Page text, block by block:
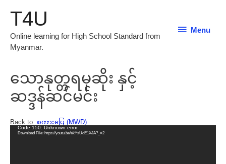
T4U
Online learning for High School Standard from
Myanmar.
Menu
Menu
သောနုတ္တရမုဆိုး နှင့်
ဆဒ္ဒန်ဆင်မင်း
Back to: စကားပြေ (MWD)
Video
Code 150: Unknown error.
Download File: https://youtu.be/ekYsUcE1XJA?_=2